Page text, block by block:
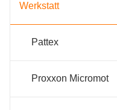
Werkstatt
Pattex
Proxxon Micromot